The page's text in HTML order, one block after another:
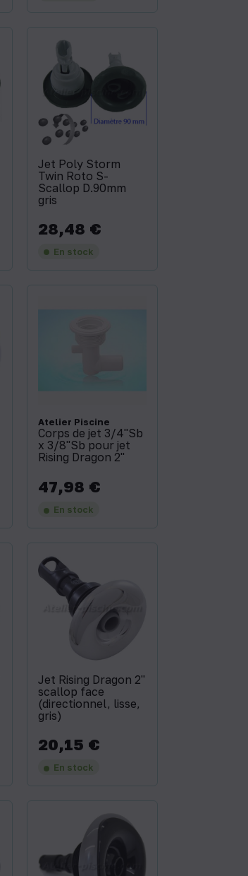
Jet Poly Storm
Twin Roto S-
Scallop D.90mm
gris
Prix
28,48 €
En stock
Atelier Piscine
Corps de jet 3/4''Sb
x 3/8''Sb pour jet
Rising Dragon 2''
Prix
47,98 €
En stock
Jet Rising Dragon 2''
scallop face
(directionnel, lisse,
gris)
Prix
20,15 €
En stock